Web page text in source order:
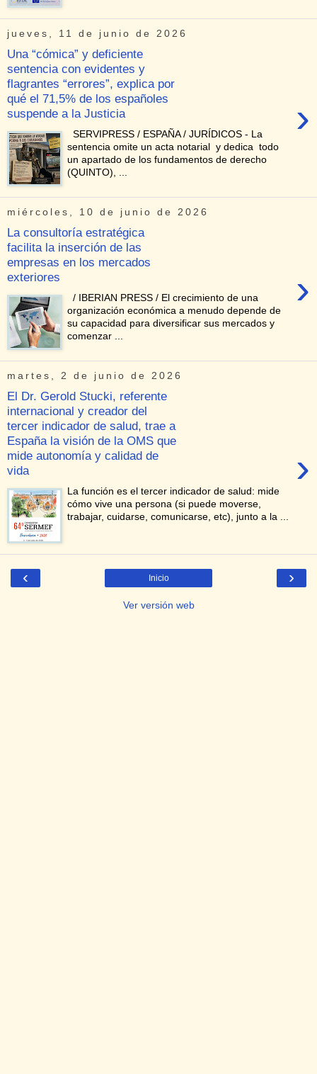
jueves, 11 de junio de 2026
Una “cómica” y deficiente
sentencia con evidentes y
flagrantes “errores”, explica por
qué el 71,5% de los españoles
suspende a la Justicia
›
SERVIPRESS / ESPAÑA / JURÍDICOS - La
sentencia omite un acta notarial y dedica todo
un apartado de los fundamentos de derecho
(QUINTO), ...
miércoles, 10 de junio de 2026
La consultoría estratégica
facilita la inserción de las
empresas en los mercados
exteriores
›
/ IBERIAN PRESS / El crecimiento de una
organización económica a menudo depende de
su capacidad para diversificar sus mercados y
comenzar ...
martes, 2 de junio de 2026
El Dr. Gerold Stucki, referente
internacional y creador del
tercer indicador de salud, trae a
España la visión de la OMS que
mide autonomía y calidad de
vida
›
La función es el tercer indicador de salud: mide
cómo vive una persona (si puede moverse,
trabajar, cuidarse, comunicarse, etc), junto a la ...
‹ ›
Inicio
Ver versión web